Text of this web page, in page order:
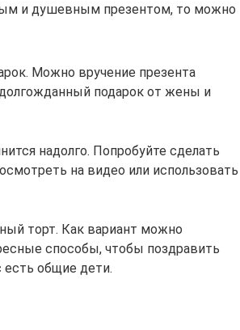
и душевным презентом, то можно
Можно вручение презента
подарок от жены и
надолго. Попробуйте сделать
на видео или использовать
торт. Как вариант можно
способы, чтобы поздравить
общие дети.